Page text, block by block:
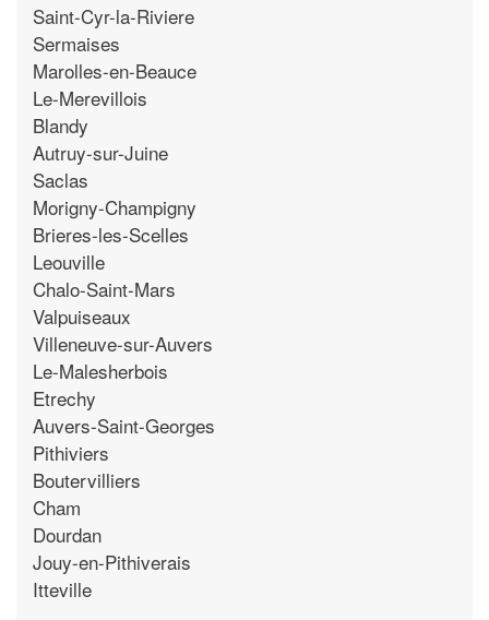
Saint-Cyr-la-Riviere
Sermaises
Marolles-en-Beauce
Le-Merevillois
Blandy
Autruy-sur-Juine
Saclas
Morigny-Champigny
Brieres-les-Scelles
Leouville
Chalo-Saint-Mars
Valpuiseaux
Villeneuve-sur-Auvers
Le-Malesherbois
Etrechy
Auvers-Saint-Georges
Pithiviers
Boutervilliers
Cham
Dourdan
Jouy-en-Pithiverais
Itteville